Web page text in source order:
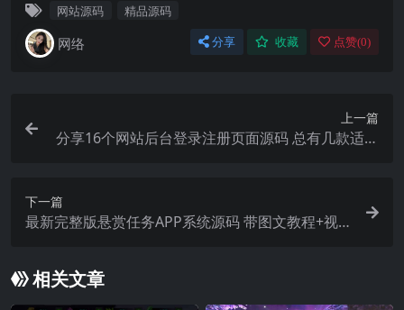
网站源码 精品源码
网络 分享 收藏 点赞(0)
上一篇
分享16个网站后台登录注册页面源码 总有几款适合
下一篇
最新完整版悬赏任务APP系统源码 带图文教程+视
相关文章